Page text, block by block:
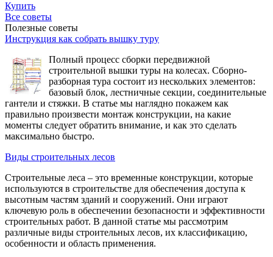
Купить
Все советы
Полезные советы
Инструкция как собрать вышку туру
Полный процесс сборки передвижной
строительной вышки туры на колесах. Сборно-
разборная тура состоит из нескольких элементов:
базовый блок, лестничные секции, соединительные
гантели и стяжки. В статье мы наглядно покажем как
правильно произвести монтаж конструкции, на какие
моменты следует обратить внимание, и как это сделать
максимально быстро.
Виды строительных лесов
Строительные леса – это временные конструкции, которые
используются в строительстве для обеспечения доступа к
высотным частям зданий и сооружений. Они играют
ключевую роль в обеспечении безопасности и эффективности
строительных работ. В данной статье мы рассмотрим
различные виды строительных лесов, их классификацию,
особенности и область применения.